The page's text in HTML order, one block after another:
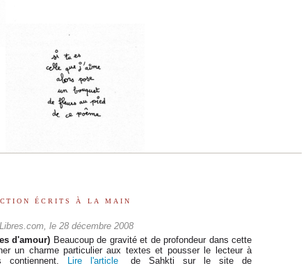
écrits à la main
le 28 décembre 2008
d'amour) Beaucoup de gravité et de profondeur dans cette
un charme particulier aux textes et pousser le lecteur à
contiennent.
Lire l'article
de Sahkti sur le site de